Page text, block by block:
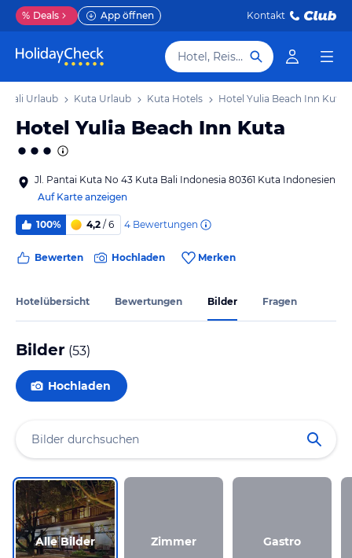
% Deals App öffnen Kontakt
Hotel, Reiseziel
Bali Urlaub Kuta Urlaub Kuta Hotels Hotel Yulia Beach Inn Kuta
Hotel Yulia Beach Inn Kuta
Jl. Pantai Kuta No 43 Kuta Bali Indonesia 80361 Kuta Indonesien
Auf Karte anzeigen
100% 4,2 / 6 4 Bewertungen
Bewerten Hochladen Merken
Hotelübersicht Bewertungen Bilder Fragen
Bilder (53)
Hochladen
Alle Bilder Zimmer Gastro